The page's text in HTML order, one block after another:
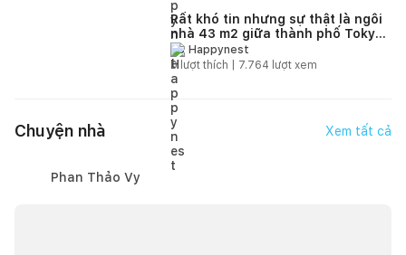
Rất khó tin nhưng sự thật là ngôi
nhà 43 m2 giữa thành phố Tokyo
có cả "sân vườn trong nhà"
Happynest
0 lượt thích | 7.764 lượt xem
Chuyện nhà Xem tất cả
Phan Thảo Vy